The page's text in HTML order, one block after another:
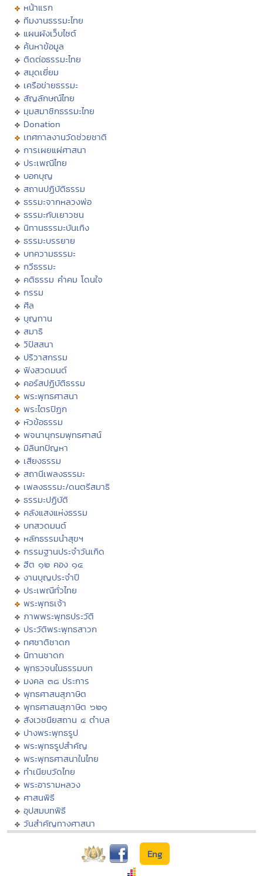
หน้าแรก
ทีมงานธรรมะไทย
แผนผังเว็บไซต์
ค้นหาข้อมูล
ติดต่อธรรมะไทย
สมุดเยี่ยม
เครือข่ายธรรมะ
สัญลักษณ์ไทย
มุมสมาชิกธรรมะไทย
Donation
เทศกาลงานวัดช่วยชาติ
การเผยแผ่ศาสนา
ประเพณีไทย
บอกบุญ
สถานปฏิบัติธรรม
ธรรมะจากหลวงพ่อ
ธรรมะกับเยาวชน
นิทานธรรมะบันเทิง
ธรรมะบรรยาย
บทความธรรมะ
กวีธรรมะ
คติธรรม คำคม โดนใจ
กรรม
ศีล
บุญทาน
สมาธิ
วิปัสสนา
ปริวาสกรรม
ฟังสวดมนต์
คอร์สปฏิบัติธรรม
พระพุทธศาสนา
พระไตรปิฏก
หัวข้อธรรม
พจนานุกรมพุทธศาสน์
มิลินทปัญหา
เสียงธรรม
สถานีเพลงธรรมะ
เพลงธรรมะ/ดนตรีสมาธิ
ธรรมะปฏิบัติ
คลังแสงแห่งธรรม
บทสวดมนต์
หลักธรรมนำสุขฯ
กรรมฐานประจำวันเกิด
ฮีต ๑๒ คอง ๑๔
งานบุญประจำปี
ประเพณีทั่วไทย
พระพุทธเจ้า
ภาพพระพุทธประวัติ
ประวัติพระพุทธสาวก
ทศชาติชาดก
นิทานชาดก
พุทธวจนในธรรมบท
มงคล ๓๘ ประการ
พุทธศาสนสุภาษิต
พุทธศาสนสุภาษิต ๖๒๑
สังเวชนียสถาน ๔ ตำบล
ปางพระพุทธรูป
พระพุทธรูปสำคัญ
พระพุทธศาสนาในไทย
ทำเนียบวัดไทย
พระอารามหลวง
ศาสนพิธี
อุปสมบทพิธี
วันสำคัญทางศาสนา
Eng